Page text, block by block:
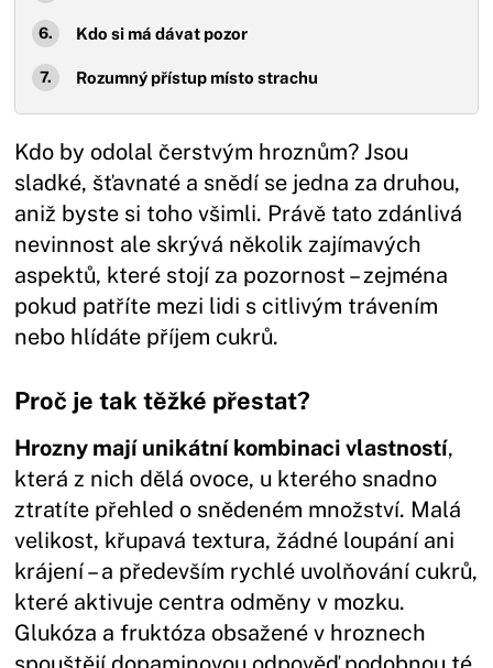
Kdo si má dávat pozor
Rozumný přístup místo strachu
Kdo by odolal čerstvým hroznům? Jsou
sladké, šťavnaté a snědí se jedna za druhou,
aniž byste si toho všimli. Právě tato zdánlivá
nevinnost ale skrývá několik zajímavých
aspektů, které stojí za pozornost – zejména
pokud patříte mezi lidi s citlivým trávením
nebo hlídáte příjem cukrů.
Proč je tak těžké přestat?
Hrozny mají unikátní kombinaci vlastností,
která z nich dělá ovoce, u kterého snadno
ztratíte přehled o snědeném množství. Malá
velikost, křupavá textura, žádné loupání ani
krájení – a především rychlé uvolňování cukrů,
které aktivuje centra odměny v mozku.
Glukóza a fruktóza obsažené v hroznech